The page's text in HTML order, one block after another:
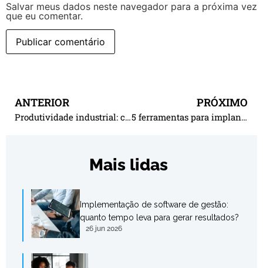
Salvar meus dados neste navegador para a próxima vez
que eu comentar.
ANTERIOR
Produtividade industrial: como o planejamento pode melhorar seus resultados
PRÓXIMO
5 ferramentas para implantar o planejamento estratégico nas indústrias
Mais lidas
Implementação de software de gestão:
quanto tempo leva para gerar resultados?
26 jun 2026